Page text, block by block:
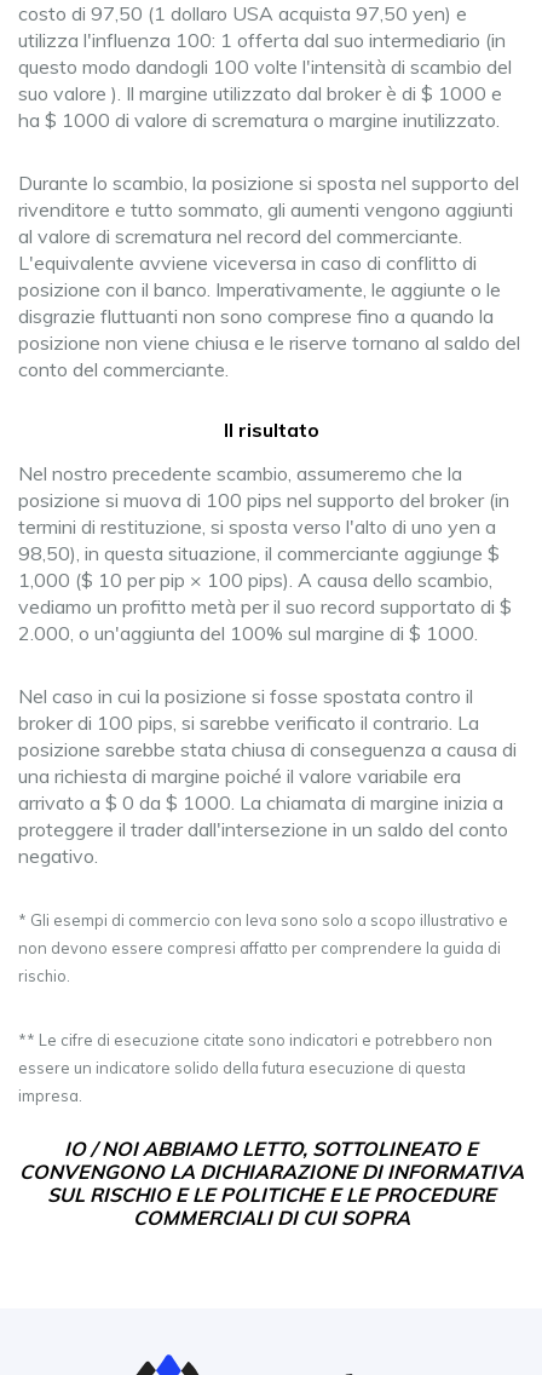
costo di 97,50 (1 dollaro USA acquista 97,50 yen) e
utilizza l'influenza 100: 1 offerta dal suo intermediario (in
questo modo dandogli 100 volte l'intensità di scambio del
suo valore ). Il margine utilizzato dal broker è di $ 1000 e
ha $ 1000 di valore di scrematura o margine inutilizzato.
Durante lo scambio, la posizione si sposta nel supporto del
rivenditore e tutto sommato, gli aumenti vengono aggiunti
al valore di scrematura nel record del commerciante.
L'equivalente avviene viceversa in caso di conflitto di
posizione con il banco. Imperativamente, le aggiunte o le
disgrazie fluttuanti non sono comprese fino a quando la
posizione non viene chiusa e le riserve tornano al saldo del
conto del commerciante.
Il risultato
Nel nostro precedente scambio, assumeremo che la
posizione si muova di 100 pips nel supporto del broker (in
termini di restituzione, si sposta verso l'alto di uno yen a
98,50), in questa situazione, il commerciante aggiunge $
1,000 ($ 10 per pip × 100 pips). A causa dello scambio,
vediamo un profitto metà per il suo record supportato di $
2.000, o un'aggiunta del 100% sul margine di $ 1000.
Nel caso in cui la posizione si fosse spostata contro il
broker di 100 pips, si sarebbe verificato il contrario. La
posizione sarebbe stata chiusa di conseguenza a causa di
una richiesta di margine poiché il valore variabile era
arrivato a $ 0 da $ 1000. La chiamata di margine inizia a
proteggere il trader dall'intersezione in un saldo del conto
negativo.
* Gli esempi di commercio con leva sono solo a scopo illustrativo e
non devono essere compresi affatto per comprendere la guida di
rischio.
** Le cifre di esecuzione citate sono indicatori e potrebbero non
essere un indicatore solido della futura esecuzione di questa
impresa.
IO / NOI ABBIAMO LETTO, SOTTOLINEATO E
CONVENGONO LA DICHIARAZIONE DI INFORMATIVA
SUL RISCHIO E LE POLITICHE E LE PROCEDURE
COMMERCIALI DI CUI SOPRA